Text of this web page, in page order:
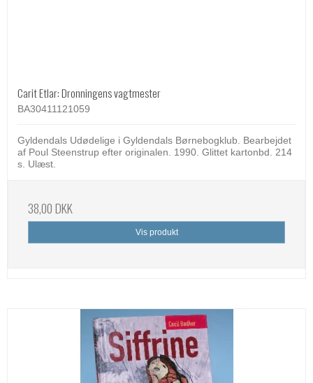
Carit Etlar: Dronningens vagtmester
BA30411121059
Gyldendals Udødelige i Gyldendals Børnebogklub. Bearbejdet
af Poul Steenstrup efter originalen. 1990. Glittet kartonbd. 214
s. Ulæst.
38,00 DKK
Vis produkt